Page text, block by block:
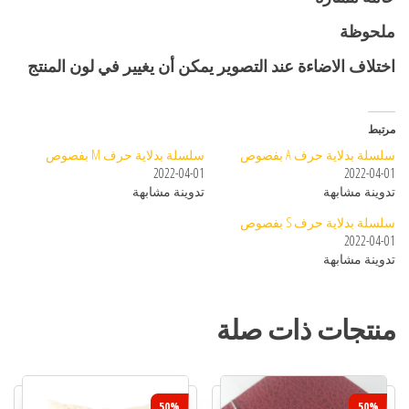
ملحوظة
اختلاف الاضاءة عند التصوير يمكن أن يغيير في لون المنتج
مرتبط
سلسلة بدلاية حرف A بفصوص
2022-04-01
تدوينة مشابهة
سلسلة بدلاية حرف M بفصوص
2022-04-01
تدوينة مشابهة
سلسلة بدلاية حرف S بفصوص
2022-04-01
تدوينة مشابهة
منتجات ذات صلة